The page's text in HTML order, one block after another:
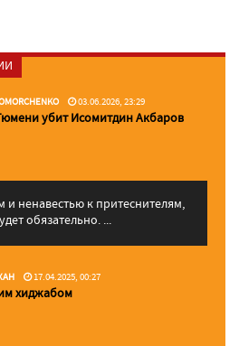
03.06.2026, 23:29
убит Исомитдин Акбаров
ненавестью к притеснителям,
обязательно. ...
17.04.2025, 00:27
хиджабом